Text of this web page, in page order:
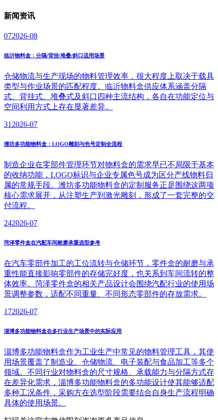
新闻资讯
072026-08
临沂物料盒：分隔/背挂/堆叠/斜口适用场景
仓储物流与生产现场的物料管理效率，很大程度上取决于载具
类型与作业场景的匹配程度。临沂物料盒供应体系涵盖分隔
式、背挂式、堆叠式及斜口四种主流结构，各自在功能定位与
空间利用方式上存在显著差异。
31 2026-07
潍坊多功能物料盒：LOGO雕刻与色号定制全流程
制造企业在零部件管理环节对物料盒的需求早已不局限于基本
的收纳功能，LOGO标识与企业专属色号成为区分产线物料归
属的常规手段。潍坊多功能物料盒的定制服务正是围绕这两项
核心需求展开，从注塑生产到激光雕刻，形成了一套完整的交
付流程。
242026-07
菏泽零件盒在汽配车间耐磨承重选型参考
在汽车零部件加工的工位流转与仓储环节，零件盒的耐磨与承
重性能直接影响零部件的存储完好度，也关系到车间流转的整
体效率。菏泽零件盒的相关产品设计会围绕汽配行业的使用场
景调整参数，适配不同重量、不同形态零部件的存放需求。
172026-07
淄博多功能物料盒在多行业生产场景中的实际应用
淄博多功能物料盒作为工业生产中常见的物料管理工具，其使
用场景覆盖了制造业、仓储物流、电子装配与食品加工等多个
领域。不同行业对物料盒的尺寸规格、承载能力与分隔方式存
在差异化需求，淄博多功能物料盒的多功能设计使其能够适配
多种工况条件，采购方在选型阶段需要结合自身生产流程明确
具体的使用场景。